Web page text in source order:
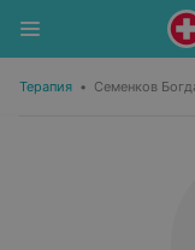
Терапия • Семенков